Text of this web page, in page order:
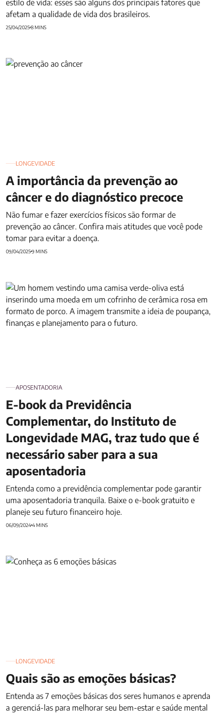
estilo de vida: esses são alguns dos principais fatores que
afetam a qualidade de vida dos brasileiros.
25/04/20258 MINS
A importância da prevenção ao câncer e do diagnóstico
LONGEVIDADE
A importância da prevenção ao
câncer e do diagnóstico precoce
Não fumar e fazer exercícios físicos são formar de
prevenção ao câncer. Confira mais atitudes que você pode
tomar para evitar a doença.
09/04/20259 MINS
E-book da Previdência Complementar, do Instituto de
Longevidade MAG, traz tudo que é necessário saber para a
sua aposentadoria
APOSENTADORIA
E-book da Previdência
Complementar, do Instituto de
Longevidade MAG, traz tudo que é
necessário saber para a sua
aposentadoria
Entenda como a previdência complementar pode garantir
uma aposentadoria tranquila. Baixe o e-book gratuito e
planeje seu futuro financeiro hoje.
06/09/20244 MINS
Quais são as emoções básicas?
LONGEVIDADE
Quais são as emoções básicas?
Entenda as 7 emoções básicas dos seres humanos e aprenda
a gerenciá-las para melhorar seu bem-estar e saúde mental